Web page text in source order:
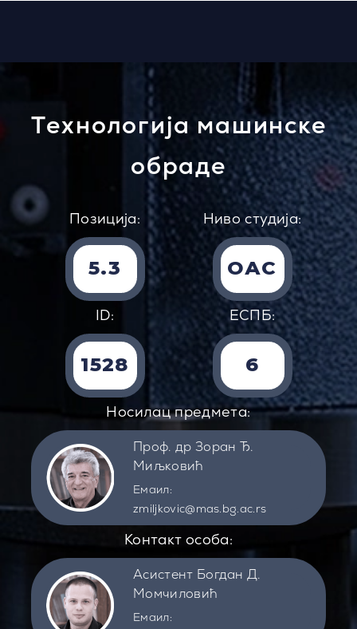
Tехнологија машинске
обраде
Позиција:
5.3
Ниво студија:
ОАС
ID:
1528
EСПБ:
6
Носилац предмета:
Проф. др Зоран Ђ.
Миљковић
Емаил:
zmiljkovic@mas.bg.ac.rs
Контакт особа:
Асистент Богдан Д.
Момчиловић
Емаил: